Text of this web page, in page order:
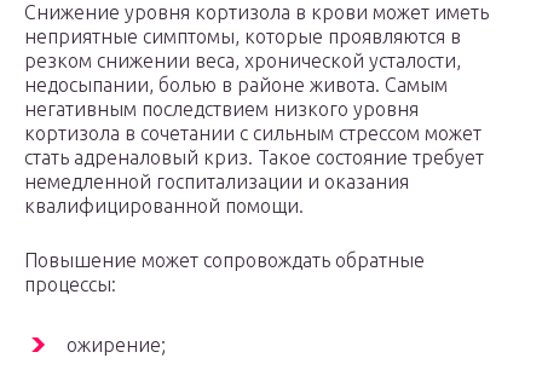
Снижение уровня кортизола в крови может иметь
неприятные симптомы, которые проявляются в
резком снижении веса, хронической усталости,
недосыпании, болью в районе живота. Самым
негативным последствием низкого уровня
кортизола в сочетании с сильным стрессом может
стать адреналовый криз. Такое состояние требует
немедленной госпитализации и оказания
квалифицированной помощи.
Повышение может сопровождать обратные
процессы:
ожирение;